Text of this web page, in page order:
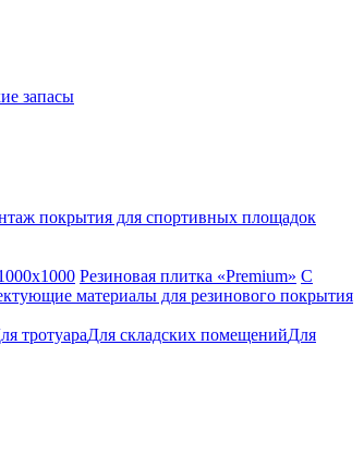
запасы
покрытия для спортивных площадок
Резиновая плитка «Premium» С
материалы для резинового покрытия
тротуараДля складских помещенийДля